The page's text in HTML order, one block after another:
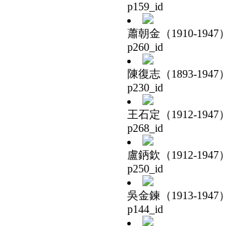
p159_id
蕭朝金（1910-1947）
p260_id
陳復志（1893-1947）
p230_id
王石定（1912-1947）
p268_id
盧鈵欽（1912-1947）
p250_id
吳金鍊（1913-1947）
p144_id